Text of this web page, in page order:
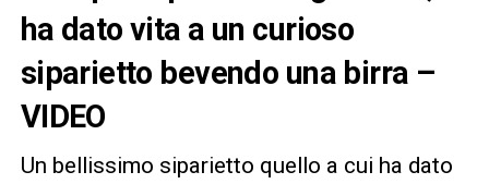
ha dato vita a un curioso
siparietto bevendo una birra –
VIDEO
Un bellissimo siparietto quello a cui ha dato